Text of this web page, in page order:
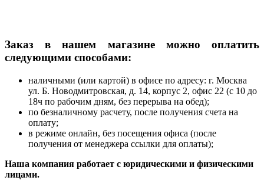
Заказ в нашем магазине можно оплатить
следующими способами:
наличными (или картой) в офисе по адресу: г. Москва
ул. Б. Новодмитровская, д. 14, корпус 2, офис 22 (с 10 до
18ч по рабочим дням, без перерыва на обед);
по безналичному расчету, после получения счета на
оплату;
в режиме онлайн, без посещения офиса (после
получения от менеджера ссылки для оплаты);
Наша компания работает с юридическими и физическими
лицами.